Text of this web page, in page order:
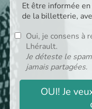
Et être informée
de la billetterie,
Oui, je consens à
Lhérault.
Je déteste le
jamais partagées.
OUI! Je